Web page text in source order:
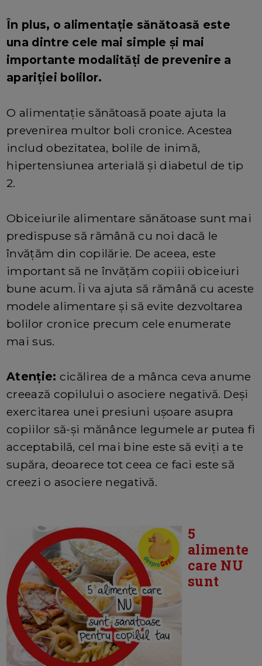
În plus, o alimentație sănătoasă este
una dintre cele mai simple și mai
importante modalități de prevenire a
apariției bolilor.
O alimentație sănătoasă poate ajuta la
prevenirea multor boli cronice. Acestea
includ obezitatea, bolile de inimă,
hipertensiunea arterială și diabetul de tip
2.
Obiceiurile alimentare sănătoase sunt mai
predispuse să rămână cu noi dacă le
învățăm din copilărie. De aceea, este
important să ne învățăm copiii obiceiuri
bune acum. Îi va ajuta să rămână cu aceste
modele alimentare și să evite dezvoltarea
bolilor cronice precum cele enumerate
mai sus.
Atenție: cicălirea de a mânca ceva anume
creează copilului o asociere negativă. Deși
exercitarea unei presiuni ușoare asupra
copiilor să-și mănânce legumele ar putea fi
acceptabilă, cel mai bine este să eviți a te
supăra, deoarece tot ceea ce faci este să
creezi o asociere negativă.
5
alimente
care NU
sunt